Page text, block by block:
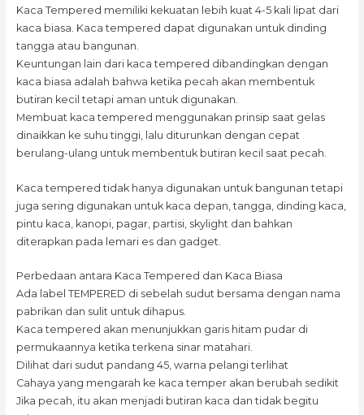
Kaca Tempered memiliki kekuatan lebih kuat 4-5 kali lipat dari
kaca biasa. Kaca tempered dapat digunakan untuk dinding
tangga atau bangunan.
Keuntungan lain dari kaca tempered dibandingkan dengan
kaca biasa adalah bahwa ketika pecah akan membentuk
butiran kecil tetapi aman untuk digunakan.
Membuat kaca tempered menggunakan prinsip saat gelas
dinaikkan ke suhu tinggi, lalu diturunkan dengan cepat
berulang-ulang untuk membentuk butiran kecil saat pecah.
Kaca tempered tidak hanya digunakan untuk bangunan tetapi
juga sering digunakan untuk kaca depan, tangga, dinding kaca,
pintu kaca, kanopi, pagar, partisi, skylight dan bahkan
diterapkan pada lemari es dan gadget.
Perbedaan antara Kaca Tempered dan Kaca Biasa
Ada label TEMPERED di sebelah sudut bersama dengan nama
pabrikan dan sulit untuk dihapus.
Kaca tempered akan menunjukkan garis hitam pudar di
permukaannya ketika terkena sinar matahari.
Dilihat dari sudut pandang 45, warna pelangi terlihat
Cahaya yang mengarah ke kaca temper akan berubah sedikit
Jika pecah, itu akan menjadi butiran kaca dan tidak begitu